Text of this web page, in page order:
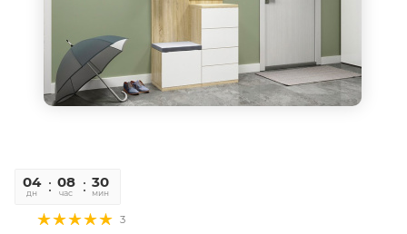
04
дн
08
час
30
мин
3